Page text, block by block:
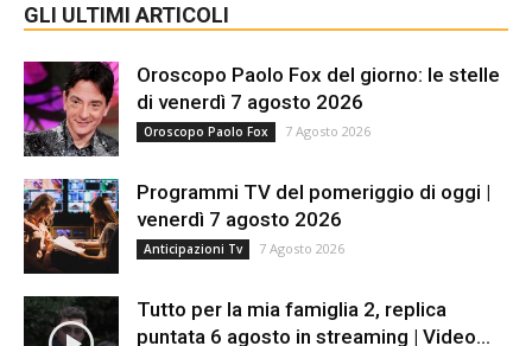
GLI ULTIMI ARTICOLI
Oroscopo Paolo Fox del giorno: le stelle
di venerdì 7 agosto 2026
Oroscopo Paolo Fox 7 Agosto 2026
Programmi TV del pomeriggio di oggi |
venerdì 7 agosto 2026
Anticipazioni Tv 7 Agosto 2026
Tutto per la mia famiglia 2, replica
puntata 6 agosto in streaming | Video...